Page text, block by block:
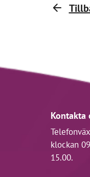
Kontakta
klockan
15.00.